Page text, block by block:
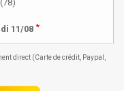
11/08*
direct (Carte de crédit, Paypal,